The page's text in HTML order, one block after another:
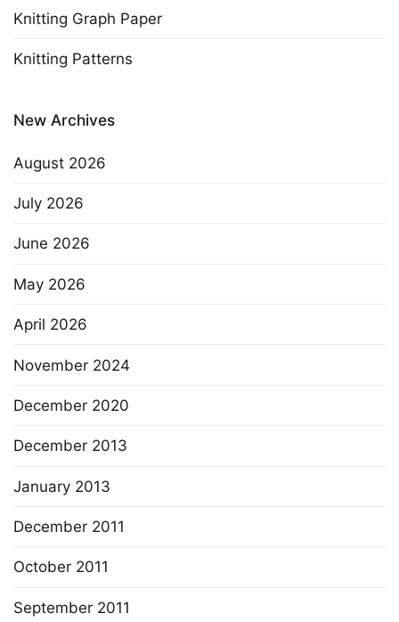
Knitting Graph Paper
Knitting Patterns
New Archives
August 2026
July 2026
June 2026
May 2026
April 2026
November 2024
December 2020
December 2013
January 2013
December 2011
October 2011
September 2011